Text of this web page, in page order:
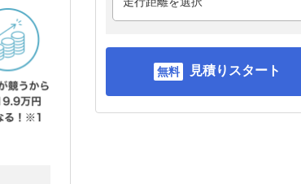
見積りスタート